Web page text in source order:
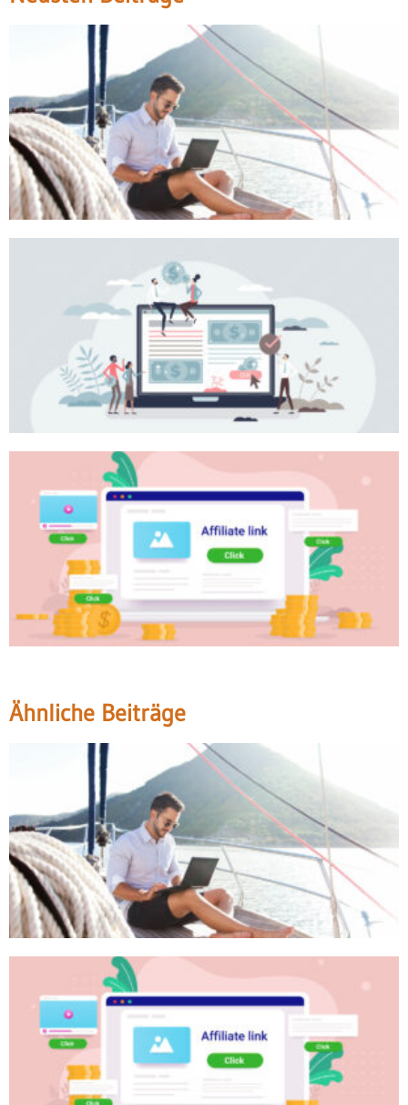
Ähnliche Beiträge